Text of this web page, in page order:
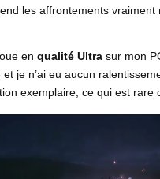
les affrontements vraiment
en qualité Ultra sur mon
je n’ai eu aucun
exemplaire, ce qui est rare